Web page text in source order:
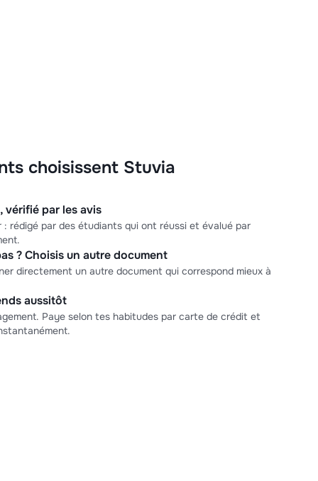
choisissent Stuvia
vérifié par les avis
: rédigé par des étudiants qui ont réussi et évalué par
? Choisis un autre document
directement un autre document qui correspond mieux à
aussitôt
Paye selon tes habitudes par carte de crédit et